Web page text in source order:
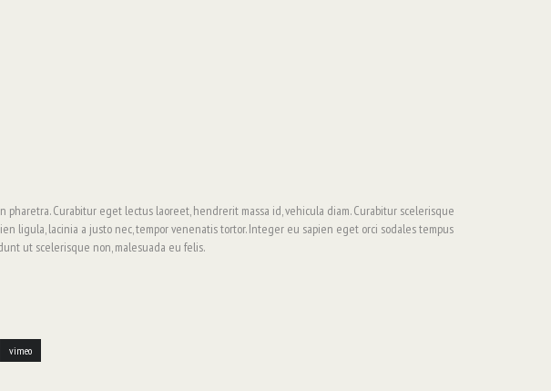
Curabitur eget lectus laoreet, hendrerit massa id, vehicula diam. Curabitur scelerisque
ligula, lacinia a justo nec, tempor venenatis tortor. Integer eu sapien eget orci sodales tempus
ut scelerisque non, malesuada eu felis.
vimeo